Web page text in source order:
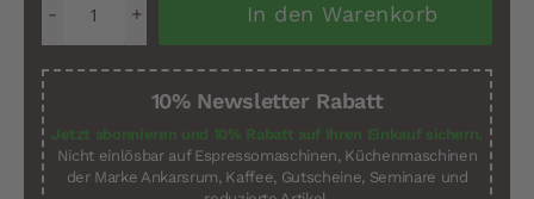
In den Warenkorb
10% Newsletter Rabatt
Jetzt abonnieren und 10% Rabatt auf Ihren Einkauf sichern.
Nicht einlösbar auf Espressomaschinen, Küchenmaschinen
der Marke Ankarsrum, Kaffee, Gutscheine, Seminare und